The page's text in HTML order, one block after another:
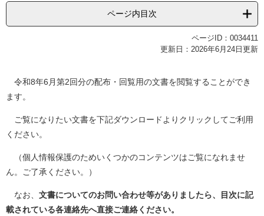
ページ内目次
ページID：0034411
更新日：2026年6月24日更新
令和8年6月第2回分の配布・回覧用の文書を閲覧することができ
ます。
ご覧になりたい文書を下記ダウンロードよりクリックしてご利用
ください。
（個人情報保護のためいくつかのコンテンツはご覧になれませ
ん。ご了承ください。）
なお、 文書についてのお問い合わせ等がありましたら、目次に記
載されている各連絡先へ直接ご連絡ください。